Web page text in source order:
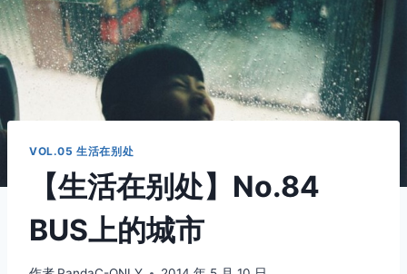
VOL.05 生活在别处
【生活在别处】No.84
BUS上的城市